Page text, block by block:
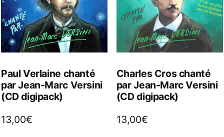
Paul Verlaine chanté
par Jean-Marc Versini
(CD digipack)
13,00€
Charles Cros chanté
par Jean-Marc Versini
(CD digipack)
13,00€